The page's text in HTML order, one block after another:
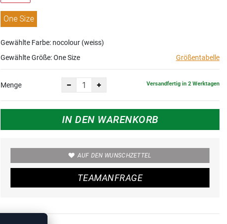
One Size
Gewählte Farbe: nocolour (weiss)
Gewählte Größe:One Size Größentabelle
Menge Versandfertig in 2 Werktagen
IN DEN WARENKORB
AUF DEN WUNSCHZETTEL
TEAMANFRAGE